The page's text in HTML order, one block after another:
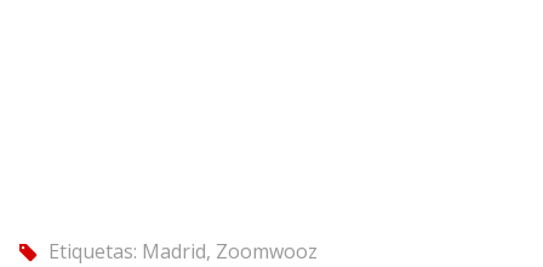
tag Etiquetas: Madrid, Zoomwooz